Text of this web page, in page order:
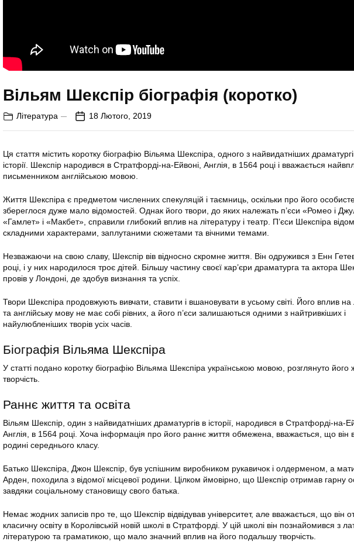
Вільям Шекспір біографія (коротко)
Література 18 Лютого, 2019
Ця стаття містить коротку біографію Вільяма Шекспіра, одного з найвидатніших
історії. Шекспір народився в Стратфорді-на-Ейвоні, Англія, в 1564 році і вважається
письменником англійською мовою.
Життя Шекспіра є предметом численних спекуляцій і таємниць, оскільки про його
збереглося дуже мало відомостей. Однак його твори, до яких належать п’єси «Ромео і
«Гамлет» і «Макбет», справили глибокий вплив на літературу і театр. П’єси Шекспіра
складними характерами, заплутаними сюжетами та вічними темами.
Незважаючи на свою славу, Шекспір вів відносно скромне життя. Він одружився з Енн
році, і у них народилося троє дітей. Більшу частину своєї кар’єри драматурга та актора
провів у Лондоні, де здобув визнання та успіх.
Твори Шекспіра продовжують вивчати, ставити і вшановувати в усьому світі. Його вплив на
та англійську мову не має собі рівних, а його п’єси залишаються одними з найтривкіших і
найулюбленіших творів усіх часів.
Біографія Вільяма Шекспіра
У статті подано коротку біографію Вільяма Шекспіра українською мовою, розглянуто його
творчість.
Раннє життя та освіта
Вільям Шекспір, один з найвидатніших драматургів в історії, народився в Стратфорді-на-
Англія, в 1564 році. Хоча інформація про його раннє життя обмежена, вважається, що він
родині середнього класу.
Батько Шекспіра, Джон Шекспір, був успішним виробником рукавичок і олдерменом, а
Арден, походила з відомої місцевої родини. Цілком ймовірно, що Шекспір отримав гарну
завдяки соціальному становищу свого батька.
Немає жодних записів про те, що Шекспір відвідував університет, але вважається, що він
класичну освіту в Королівській новій школі в Стратфорді. У цій школі він познайомився з
літературою та граматикою, що мало значний вплив на його подальшу творчість.